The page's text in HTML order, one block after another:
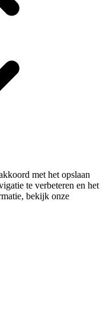
met het opslaan
te verbeteren en het
bekijk onze